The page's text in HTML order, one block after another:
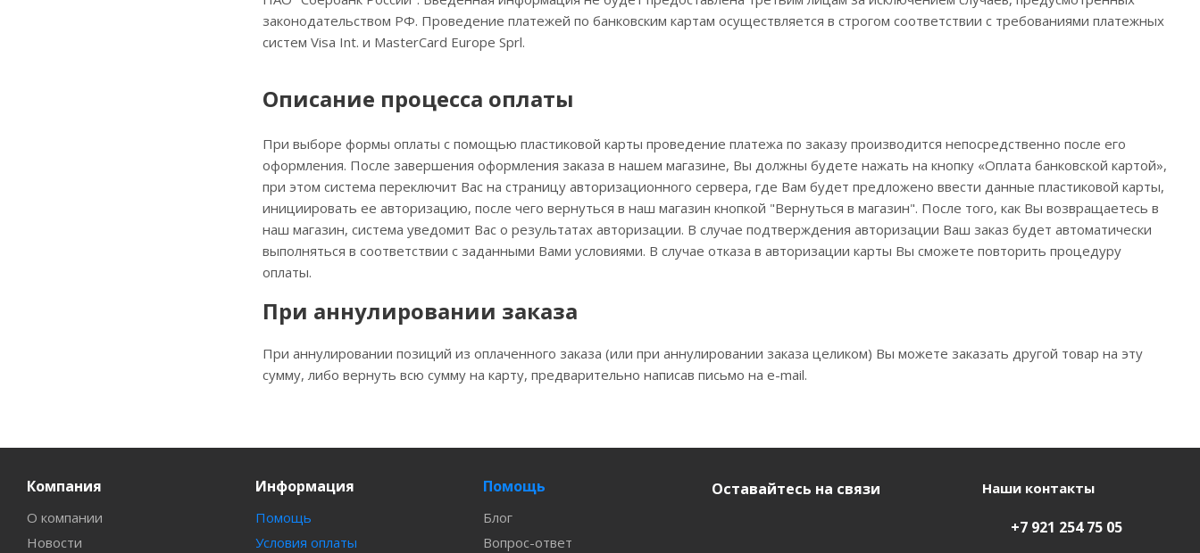
законодательством РФ. Проведение платежей по банковским картам осуществляется в строгом соответствии с требованиями платежных
систем Visa Int. и MasterCard Europe Sprl.
Описание процессa оплаты
При выборе формы оплаты с помощью пластиковой карты проведение платежа по заказу производится непосредственно после его
оформления. После завершения оформления заказа в нашем магазине, Вы должны будете нажать на кнопку «Оплата банковской картой»,
при этом система переключит Вас на страницу авторизационного сервера, где Вам будет предложено ввести данные пластиковой карты,
инициировать ее авторизацию, после чего вернуться в наш магазин кнопкой "Вернуться в магазин". После того, как Вы возвращаетесь в
наш магазин, система уведомит Вас о результатах авторизации. В случае подтверждения авторизации Ваш заказ будет автоматически
выполняться в соответствии с заданными Вами условиями. В случае отказа в авторизации карты Вы сможете повторить процедуру
оплаты.
При аннулировании заказа
При аннулировании позиций из оплаченного заказа (или при аннулировании заказа целиком) Вы можете заказать другой товар на эту
сумму, либо вернуть всю сумму на карту, предварительно написав письмо на e-mail.
Компания
О компании
Новости
Информация
Помощь
Условия оплаты
Помощь
Блог
Вопрос-ответ
Оставайтесь на связи Наши контакты
+7 921 254 75 05